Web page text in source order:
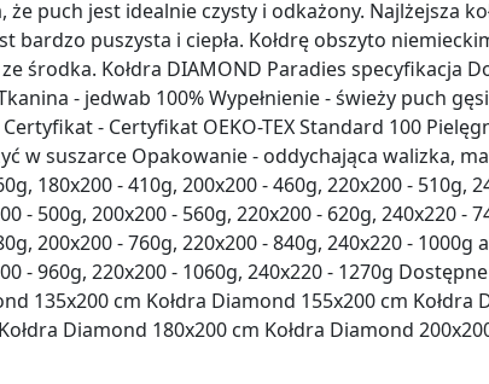
puch jest idealnie czysty i odkażony. Najlżejsza
bardzo puszysta i ciepła. Kołdrę obszyto
środka. Kołdra DIAMOND Paradies specyfikacja
- jedwab 100% Wypełnienie - świeży puch
- Certyfikat OEKO-TEX Standard 100
w suszarce Opakowanie - oddychająca walizka,
180x200 - 410g, 200x200 - 460g, 220x200 - 510g,
- 500g, 200x200 - 560g, 220x200 - 620g, 240x220 -
200x200 - 760g, 220x200 - 840g, 240x220 - 1000g
- 960g, 220x200 - 1060g, 240x220 - 1270g
135x200 cm Kołdra Diamond 155x200 cm Kołdra
Diamond 180x200 cm Kołdra Diamond